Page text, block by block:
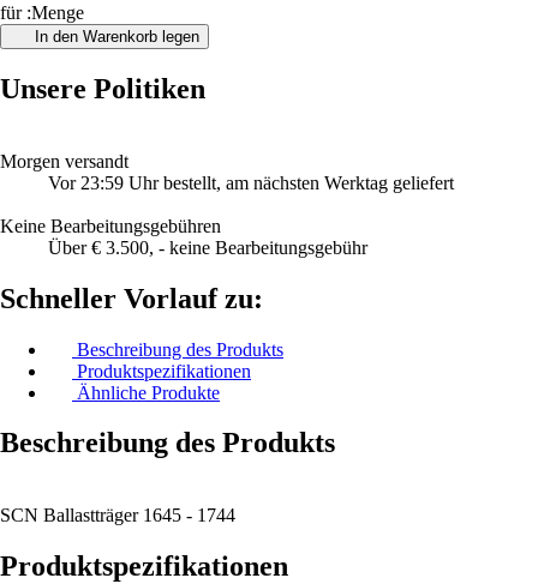
für :Menge
In den Warenkorb legen
Unsere Politiken
Morgen versandt
Vor 23:59 Uhr bestellt, am nächsten Werktag geliefert
Keine Bearbeitungsgebühren
Über € 3.500, - keine Bearbeitungsgebühr
Schneller Vorlauf zu:
Beschreibung des Produkts
Produktspezifikationen
Ähnliche Produkte
Beschreibung des Produkts
SCN Ballastträger 1645 - 1744
Produktspezifikationen